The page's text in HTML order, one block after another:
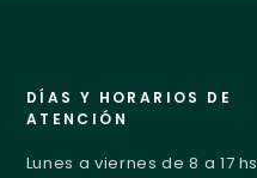
DÍAS Y HORARIOS DE
ATENCIÓN
Lunes a viernes de 8 a 17 hs